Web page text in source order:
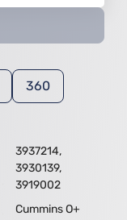
360
3937214,
3930139,
3919002
Cummins O+